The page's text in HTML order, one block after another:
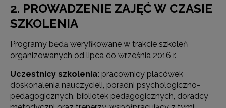
2. PROWADZENIE ZAJĘĆ W CZASIE
SZKOLENIA
Programy będą weryfikowane w trakcie szkoleń
organizowanych od lipca do września 2016 r.
Uczestnicy szkolenia: pracownicy placówek
doskonalenia nauczycieli, poradni psychologiczno-
pedagogicznych, bibliotek pedagogicznych, doradcy